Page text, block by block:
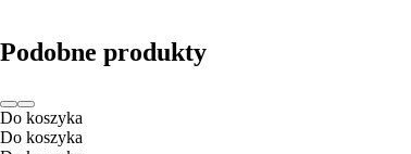
Podobne produkty
Do koszyka
Do koszyka